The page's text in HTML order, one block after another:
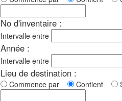
No d'inventaire :
Intervalle entre
Année :
Intervalle entre
Lieu de destination :
Commence par Contient